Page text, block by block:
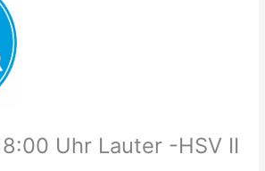
Uhr Lauter -HSV II